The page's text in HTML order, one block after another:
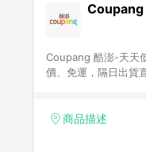
Coupang
Coupang 酷澎-天天
價、免運，隔日出貨
商品描述